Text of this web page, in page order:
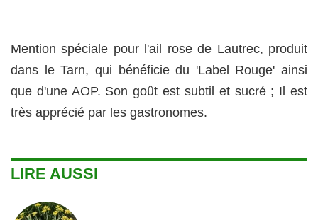
Mention spéciale pour l'ail rose de Lautrec, produit
dans le Tarn, qui bénéficie du 'Label Rouge' ainsi
que d'une AOP. Son goût est subtil et sucré ; Il est
très apprécié par les gastronomes.
LIRE AUSSI